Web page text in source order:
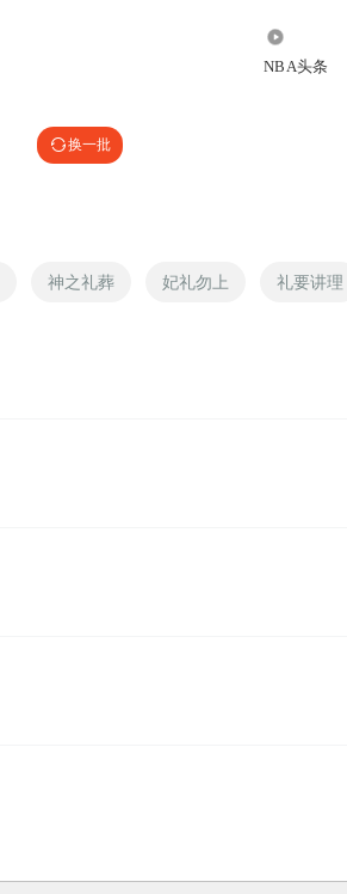
NBA头条
换一批
神之礼葬 妃礼勿上 礼要讲理